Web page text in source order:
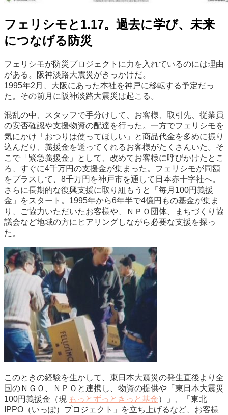
フェリシモと1.17。過去に学び、未来
につなげる防災
フェリシモが防災プロジェクトに力を入れているのには理由
がある。阪神淡路大震災がきっかけだ。
1995年2月、大阪にあった本社を神戸に移転する予定だっ
た。その前月に阪神淡路大震災は起こる。
混乱の中、スタッフで手分けして、お客様、取引先、従業員
の安否確認や支援物資の配達を行った。一方でフェリシモを
気にかけ「おつりは使ってほしい」と商品代金を多めに振り
込んだり、義援金を送ってくれるお客様がたくさんいた。そ
こで「緊急義援金」として、改めてお客様に呼びかけたとこ
ろ、すぐに4千万円の支援金が集まった。フェリシモが同額
をプラスして、8千万円を神戸市を通して日本赤十字社へ。
さらに長期的な復興支援に取り組もうと「毎月100円義援
金」をスタート。1995年から6年半で4億円もの基金が集ま
り、ご協力いただいたお客様や、ＮＰＯ団体、まちづくり協
議会など地域の方にヒアリングしながら必要な支援を探っ
た。
このときの経験を生かして、東日本大震災の発生直後より全
国のＮＧＯ、ＮＰＯと連携し、物資の提供や「東日本大震災
100円義援金（現 もっとずっときっと基金）」、「東北
IPPO（いっぽ）プロジェクト」を立ち上げるなど、お客様